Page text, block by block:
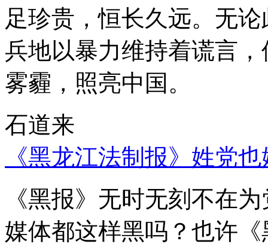
足珍贵，恒长久远。无
兵地以暴力维持着谎言
雾霾，照亮中国。
石道来
《黑龙江法制报》姓党
《黑报》无时无刻不在
媒体都这样黑吗？也许